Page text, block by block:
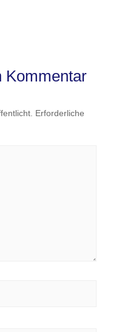
Kommentar
Erforderliche